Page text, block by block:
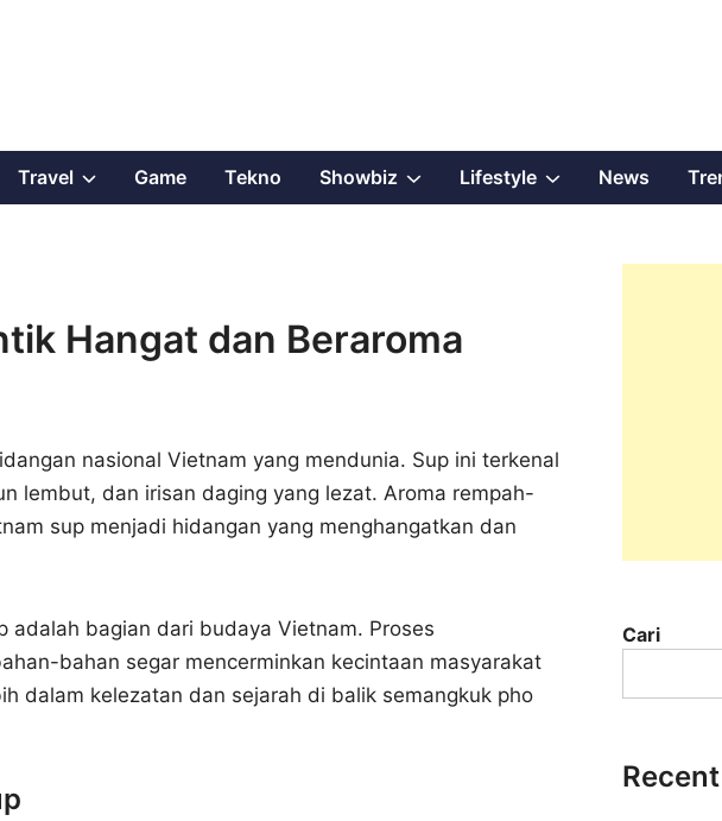
Travel ShowGame Tekno Showbiz ShowLifestyle ShowNews
Hangat dan Beraroma
nasional Vietnam yang mendunia. Sup ini terkenal
lembut, dan irisan daging yang lezat. Aroma rempah-
sup menjadi hidangan yang menghangatkan dan
adalah bagian dari budaya Vietnam. Proses
bahan segar mencerminkan kecintaan masyarakat
dalam kelezatan dan sejarah di balik semangkuk pho
Cari